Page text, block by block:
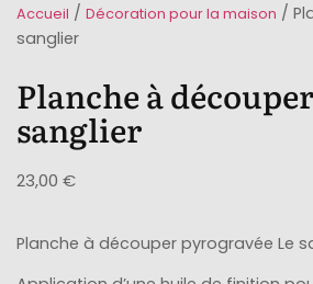
Accueil / Décoration pour la maison /
sanglier
Planche à
sanglier
23,00 €
Planche à découper pyrogravée Le